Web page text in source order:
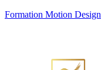
Formation Motion Design